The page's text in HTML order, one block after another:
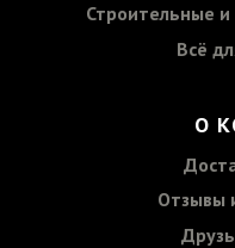
Строительные
Всё
О
Отзывы